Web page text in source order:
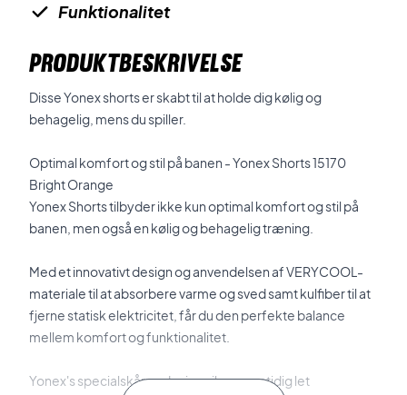
Funktionalitet
PRODUKTBESKRIVELSE
Disse Yonex shorts er skabt til at holde dig kølig og
behagelig, mens du spiller.
Optimal komfort og stil på banen - Yonex Shorts 15170
Bright Orange
Yonex Shortstilbyder ikke kun optimal komfort og stil på
banen, men også en kølig og behagelig træning.
Med et innovativt design og anvendelsen af VERYCOOL-
materiale til at absorbere varme og sved samt kulfiber til at
fjerne statisk elektricitet, får du den perfekte balance
mellem komfort og funktionalitet.
Yonex's specialskårne design sikrer samtidig let